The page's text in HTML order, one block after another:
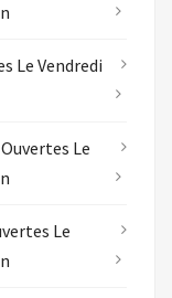
Le Vendredi
Le
Le